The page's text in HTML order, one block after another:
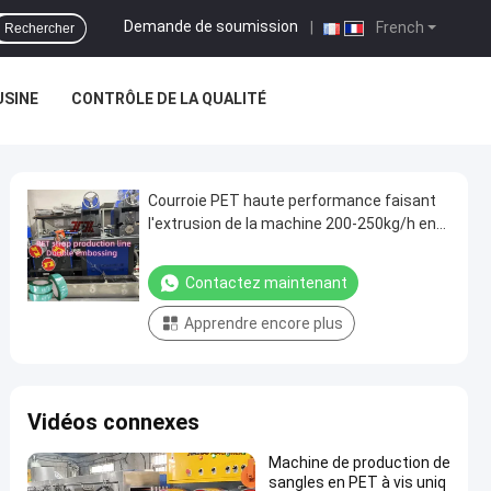
French
Demande de soumission
Rechercher
CONTRÔLE DE LA QUALITÉ
Courroie PET haute performance faisant
l'extrusion de la machine 200-250kg/h en
Contactez maintenant
Apprendre encore plus
Vidéos connexes
Machine de production de
sangles en PET à vis uniq